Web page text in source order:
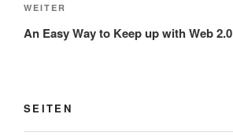
Nächster
Beitrag
WEITER
An Easy Way to Keep up with Web 2.0
SEITEN